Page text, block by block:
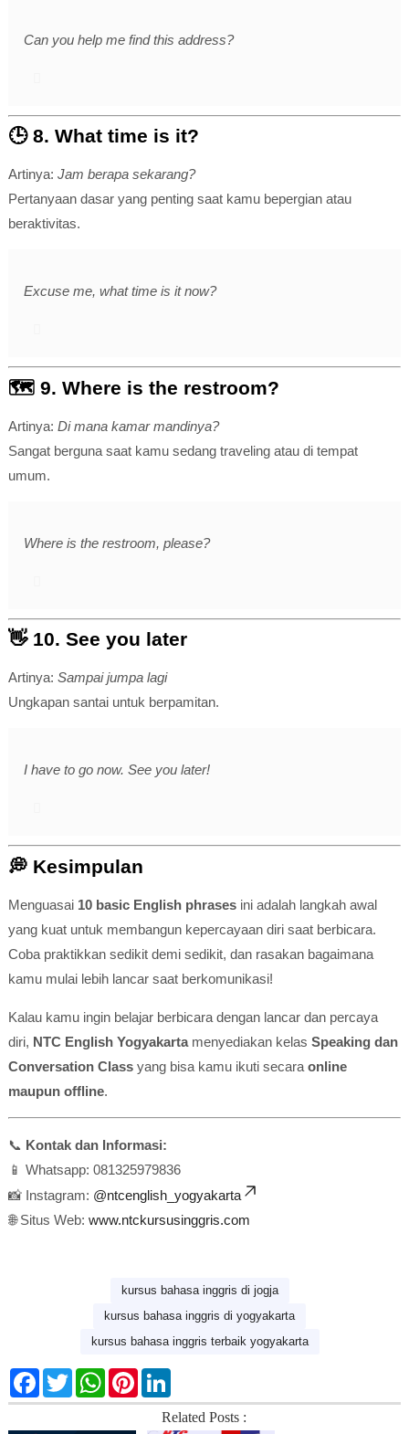
Can you help me find this address?
🕒 8. What time is it?
Artinya: Jam berapa sekarang?
Pertanyaan dasar yang penting saat kamu bepergian atau
beraktivitas.
Excuse me, what time is it now?
🗺️ 9. Where is the restroom?
Artinya: Di mana kamar mandinya?
Sangat berguna saat kamu sedang traveling atau di tempat
umum.
Where is the restroom, please?
👋 10. See you later
Artinya: Sampai jumpa lagi
Ungkapan santai untuk berpamitan.
I have to go now. See you later!
💭 Kesimpulan
Menguasai 10 basic English phrasesini adalah langkah awal
yang kuat untuk membangun kepercayaan diri saat berbicara.
Coba praktikkan sedikit demi sedikit, dan rasakan bagaimana
kamu mulai lebih lancar saat berkomunikasi!
Kalau kamu ingin belajar berbicara dengan lancar dan percaya
diri, NTC English Yogyakartamenyediakan kelas Speaking dan
Conversation Classyang bisa kamu ikuti secara online
maupun offline.
📞 Kontak dan Informasi:
📱 Whatsapp: 081325979836
📸 Instagram: @ntcenglish_yogyakarta
🌐 Situs Web: www.ntckursusinggris.com
kursus bahasa inggris di jogja
kursus bahasa inggris di yogyakarta
kursus bahasa inggris terbaik yogyakarta
F
c
T
w
i
W
a
P
n
L
n
k
Related Posts :